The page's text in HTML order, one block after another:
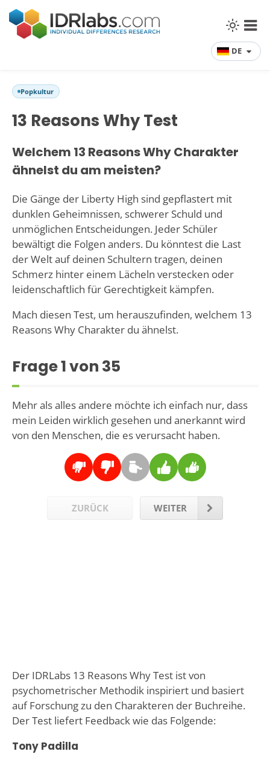
DE
Popkultur
13 Reasons Why Test
Welchem 13 Reasons Why Charakter
ähnelst du am meisten?
Die Gänge der Liberty High sind gepflastert mit
dunklen Geheimnissen, schwerer Schuld und
unmöglichen Entscheidungen. Jeder Schüler
bewältigt die Folgen anders. Du könntest die Last
der Welt auf deinen Schultern tragen, deinen
Schmerz hinter einem Lächeln verstecken oder
leidenschaftlich für Gerechtigkeit kämpfen.
Mach diesen Test, um herauszufinden, welchem 13
Reasons Why Charakter du ähnelst.
Frage1von 35
Mehr als alles andere möchte ich einfach nur, dass
mein Leiden wirklich gesehen und anerkannt wird
von den Menschen, die es verursacht haben.
ZURÜCK WEITER
Der IDRLabs 13 Reasons Why Test ist von
psychometrischer Methodik inspiriert und basiert
auf Forschung zu den Charakteren der Buchreihe.
Der Test liefert Feedback wie das Folgende:
Tony Padilla